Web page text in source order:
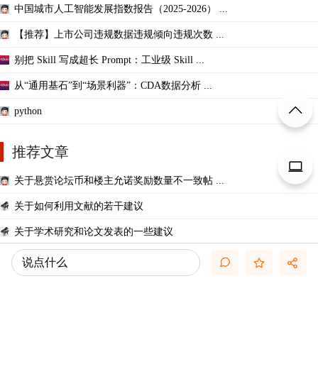
中国城市人工智能发展指数报告（2025-2026） ...
【推荐】上市公司违规数据违规倾向违规次数 ...
别把 Skill 写成超长 Prompt：工业级 Skill ...
从“通用基石”到“场景利器”：CDA数据分析 ...
python
推荐文章
关于悬赏论坛币和楼主允诺奖励数量不一致帖 ...
关于如何利用文献的若干建议
关于学术研究和论文发表的一些建议
【文献求助专区】版主工作备用贴
说点什么